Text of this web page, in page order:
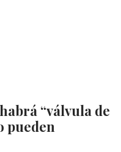
“válvula de
pueden